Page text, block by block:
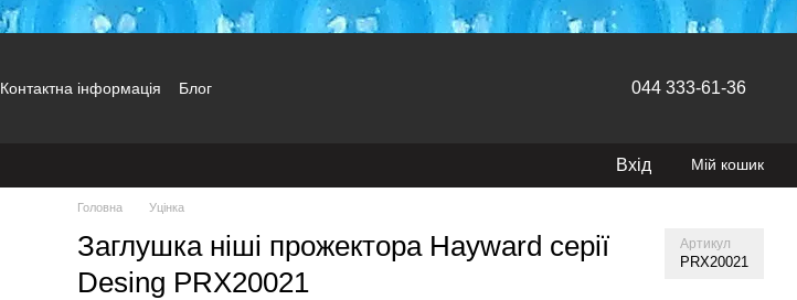
Контактна інформація Блог 044 333-61-36
Вхід Мій кошик
Головна Уцінка
Заглушка ніші прожектора Hayward серії
Desing PRX20021
Артикул
PRX20021